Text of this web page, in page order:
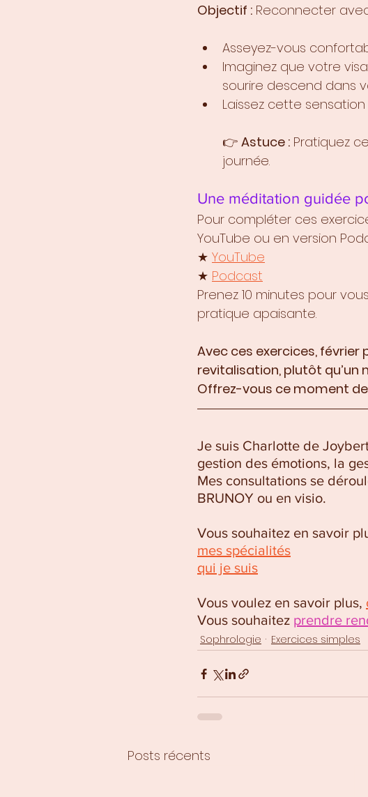
Objectif : Reconnecter
Asseyez-vous
Imaginez que votre
sourire descend dans
Laissez cette
👉 Astuce : Pratiquez
journée.
Une méditation guidée
Pour compléter ces
YouTube ou en version
★ YouTube
★ Podcast
Prenez 10 minutes pour
pratique apaisante.
Avec ces exercices,
revitalisation, plutôt qu’un
Offrez-vous ce moment
Je suis Charlotte de
gestion des émotions, la
Mes consultations se
BRUNOY ou en visio.
Vous souhaitez en savoir
mes spécialités
qui je suis
Vous voulez en savoir plus,
Vous souhaitez prendre
Sophrologie Exercices simples
Posts récents